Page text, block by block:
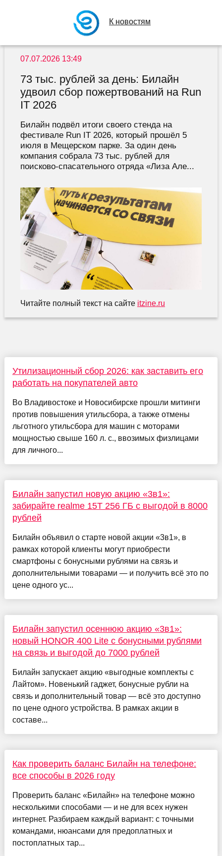
К новостям
07.07.2026 13:49
73 тыс. рублей за день: Билайн
удвоил сбор пожертвований на Run
IT 2026
Билайн подвёл итоги своего стенда на
фестивале Run IT 2026, который прошёл 5
июля в Мещерском парке. За один день
компания собрала 73 тыс. рублей для
поисково-спасательного отряда «Лиза Але...
Читайте полный текст на сайте itzine.ru
Утилизационный сбор 2026: как заставить его
работать на покупателей авто
Во Владивостоке и Новосибирске прошли митинги
против повышения утильсбора, а также отмены
льготного утильсбора для машин с моторами
мощностью свыше 160 л. с., ввозимых физлицами
для личного...
Билайн запустил новую акцию «3в1»:
забирайте realme 15T 256 ГБ с выгодой в 8000
рублей
Билайн объявил о старте новой акции «3в1», в
рамках которой клиенты могут приобрести
смартфоны с бонусными рублями на связь и
дополнительными товарами — и получить всё это по
цене одного ус...
Билайн запустил осеннюю акцию «3в1»:
новый HONOR 400 Lite с бонусными рублями
на связь и выгодой до 7000 рублей
Билайн запускает акцию «выгодные комплекты с
Лайтом». Новенький гаджет, бонусные рубли на
связь и дополнительный товар — всё это доступно
по цене одного устройства. В рамках акции в
составе...
Как проверить баланс Билайн на телефоне:
все способы в 2026 году
Проверить баланс «Билайн» на телефоне можно
несколькими способами — и не для всех нужен
интернет. Разбираем каждый вариант: с точными
командами, нюансами для предоплатных и
постоплатных тар...